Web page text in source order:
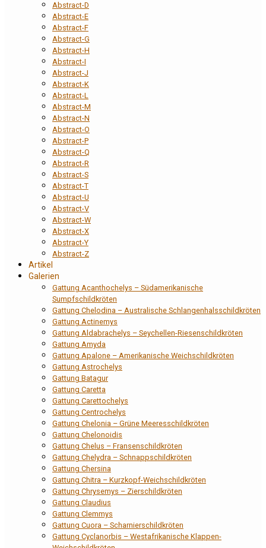
Abstract-D
Abstract-E
Abstract-F
Abstract-G
Abstract-H
Abstract-I
Abstract-J
Abstract-K
Abstract-L
Abstract-M
Abstract-N
Abstract-O
Abstract-P
Abstract-Q
Abstract-R
Abstract-S
Abstract-T
Abstract-U
Abstract-V
Abstract-W
Abstract-X
Abstract-Y
Abstract-Z
Artikel
Galerien
Gattung Acanthochelys – Südamerikanische
Sumpfschildkröten
Gattung Chelodina – Australische Schlangenhalsschildkröten
Gattung Actinemys
Gattung Aldabrachelys – Seychellen-Riesenschildkröten
Gattung Amyda
Gattung Apalone – Amerikanische Weichschildkröten
Gattung Astrochelys
Gattung Batagur
Gattung Caretta
Gattung Carettochelys
Gattung Centrochelys
Gattung Chelonia – Grüne Meeresschildkröten
Gattung Chelonoidis
Gattung Chelus – Fransenschildkröten
Gattung Chelydra – Schnappschildkröten
Gattung Chersina
Gattung Chitra – Kurzkopf-Weichschildkröten
Gattung Chrysemys – Zierschildkröten
Gattung Claudius
Gattung Clemmys
Gattung Cuora – Scharnierschildkröten
Gattung Cyclanorbis – Westafrikanische Klappen-